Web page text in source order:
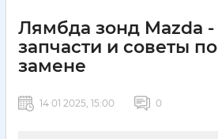
Лямбда зонд Mazda -
запчасти и советы по
замене
14 01 2025, 15:00 0